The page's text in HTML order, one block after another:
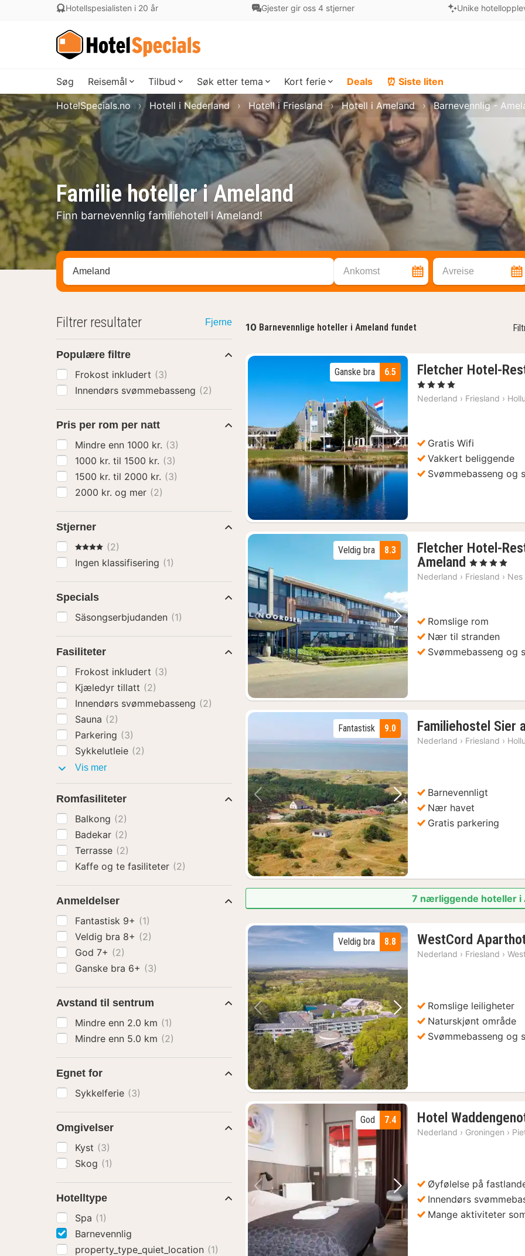
Hotellspesialisten i 20 år Gjester gir oss 4 stjerner Unike
Søg Reisemål Tilbud Søk etter tema Kort ferie Deals ⏰ Siste liten
Familie hoteller i Ameland
Finn barnevennlig familiehotell i Ameland!
HotelSpecials.no Hotell i Nederland Hotell i Friesland Hotell i Ameland Barnevennlig -
Søk hotell, region eller by Ankomst Avreise
10 Barnevennlige hoteller i Ameland fundet
Forrige bilde Neste bilde
6.5
Ganske bra
Fletcher Hotel-
1
natt
kr.
, 4 Stjerner
Nederland › Friesland ›
Gratis Wifi
Vakkert beliggende
Svømmebasseng og
Forrige bilde Neste bilde
8.3
Veldig bra
Fletcher Hotel-
Ameland 1
natt
kr.
, 4 Stjerner
Nederland › Friesland › Nes
Romslige rom
Nær til stranden
Svømmebasseng og
Forrige bilde Neste bilde
9.0
Fantastisk Familiehostel Sier
Nederland › Friesland ›
Barnevennligt
Nær havet
Gratis parkering
7 nærliggende hoteller i
Forrige bilde Neste bilde
8.8
Veldig bra WestCord
Nederland › Friesland ›
Romslige leiligheter
Naturskjønt område
Svømmebasseng og
Forrige bilde Neste bilde
7.4
God Hotel
Nederland › Groningen ›
Øyfølelse på
Innendørs
Mange aktiviteter
Filtrer resultater Fjerne
Populære filtre
Frokost inkludert (3)
Innendørs svømmebasseng (2)
Pris per rom per natt
Mindre enn 1000 kr. (3)
1000 kr. til 1500 kr. (3)
1500 kr. til 2000 kr. (3)
2000 kr. og mer (2)
Stjerner
4 Stjerner
(2)
Ingen klassifisering (1)
Specials
Säsongserbjudanden (1)
Fasiliteter
Frokost inkludert (3)
Kjæledyr tillatt (2)
Innendørs svømmebasseng (2)
Sauna (2)
Parkering (3)
Sykkelutleie (2)
Vis merFasiliteter
Romfasiliteter
Balkong (2)
Badekar (2)
Terrasse (2)
Kaffe og te fasiliteter (2)
Anmeldelser
Fantastisk 9+ (1)
Veldig bra 8+ (2)
God 7+ (2)
Ganske bra 6+ (3)
Avstand til sentrum
Mindre enn 2.0 km (1)
Mindre enn 5.0 km (2)
Egnet for
Sykkelferie (3)
Omgivelser
Kyst (3)
Skog (1)
Hotelltype
Spa (1)
Barnevennlig
property_type_quiet_location (1)